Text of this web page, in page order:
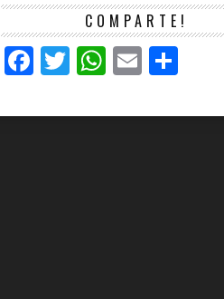
COMPARTE!
Facebook
TwitterWhatsApp
Email